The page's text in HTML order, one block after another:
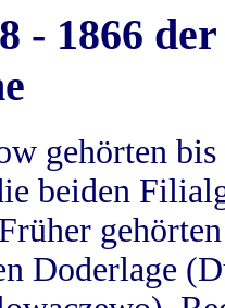
- 1866
gehörten
beiden
Doderlage